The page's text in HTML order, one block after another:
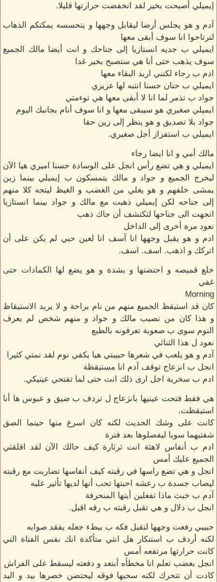
إيميلي أصبحت بخير لقد انخفضت حرارتها قليلا.
آدم و هو يجلس أرضا ليقابل وجهها و يتحسسه يمكنكم الذهاب
لترتاحوا انا سوف أبقى معها
ايميلي ب جديه انستازيا إلى جناحك و انت أيضا مالك الجميع
سوف يذهب حتى أنا هي ستصبح بخير غدا
ادم ب رجاء لكنني اريد البقاء معها
ايميلي ب حنان حسنا انتبه لها عزيزي
جواد ب تذمر لما انا لا أبقى معها هي توءمتي
ايميلي صغيري هو سيبقى معها و انا سوف أنام بجانبك اليوم
جواد بلا تصديق و هو ينظر إلى زين حقا
ايميلي ب استفزاز أجل صغيري.
مالك أمي و انا ايضا رجاء
ايميلي و هي تضع رأس انجل على الوسادة حسنا اميري هيا الآن
ليخرج الجميع و جواد و مالك يتمسكون ب إيميلي بينما زين
يمشى خلفهم و هو يغلي من الغضب و الغيظ ليتجه كلا منهم
إلى جناحه لكن إيميلي ذهبت مع مالك و جواد بينما انستازيا
اتجهت الى جناحها لتكتشف أن جاك ذهب
نعود مرة أخرى إلى الداخل
ادم و هو يقبل وجهها انا آسف انا لعين حبي لم يكن على أن
اتركك و اذهب. اسف. اسف.
خلع قميصه و احتضنها و بشدة و هو يضع لها الكمادات حتى
غفي
Morning
كان قد استيقظ الجميع منهم من نام براحة و لا يريد الاستيقاظ
و هذا كان من نصيب مالك و جواد و منهم شخص لم يعرف
النوم سوى ب صعوبة تعرفونه بالطبع
نعود ل هذا الثنائي
آدم و هو يلعب في شعرها حبيبتي هيا يكفي نوم لقد نمتي كثيرا
انجل ب انزعاج توقف آدم انا مستيقظة
ادم ب سخرية اجل ارى ذلك انت حتى لما تفتحي عينيكي.
هي فقط فتحت عينيها بانزعاج ل تردف ب ضيق و عبوس ها أنا
استيقظت.
كانت على وشك الحديث لكنه كان اسرع منها حينما الصق
شفتيهما سويا ليفصلوها بعد فترة
ادم ب أنفاس لاهثة انت ثرثارة كيف حالك الآن لقد اقلقتي
الجميع عليك أمس
انجل و هي تضع راسها في رقبته كيف أنفاسها تضاربت مع رقبته
ليصاب جسدة ب رعشه احبتها تحب أنها لديها تأثير عليه
آدم ب خبث ماذا تفعلين أيتها المنحرفة
انجل ب دلال و هي تقبل رقبته ب رقه اقبل.
حبيبي رفعت وجهها لتقبل فكه ب ببطء جعله يفقد صوابه
لكنه أردف ب استنكار هل انتي متأكدة انك نفس الفتاة التي
كانت حرارتها مرتفعه أمس
انجل بغضب تعلم انا مخطأه أبتعد و دفعته ليسقط على الفراش
كادت أن تتحرك لكنه سحبها فوقه ليحتضن خصرها بيد و اليد